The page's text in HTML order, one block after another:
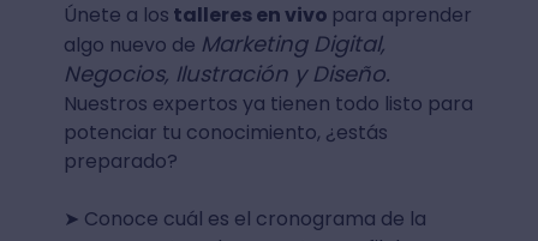
Únete a los talleres en vivo para aprender
algo nuevo de Marketing Digital,
Negocios, Ilustración y Diseño.
Nuestros expertos ya tienen todo listo para
potenciar tu conocimiento, ¿estás
preparado?
➤ Conoce cuál es el cronograma de la